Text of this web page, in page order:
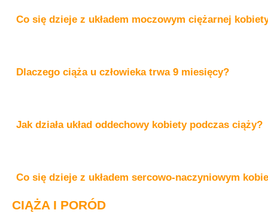
Co się dzieje z układem moczowym ciężarnej
Dlaczego ciąża u człowieka trwa 9 miesięcy?
Jak działa układ oddechowy kobiety podczas ciąży?
Co się dzieje z układem sercowo-naczyniowym
CIĄŻA I PORÓD